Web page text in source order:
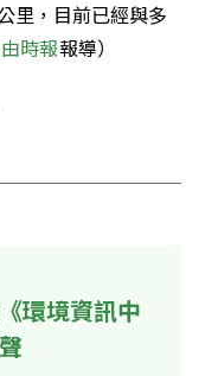
里，目前已經與多
時報報導）
環境資訊中